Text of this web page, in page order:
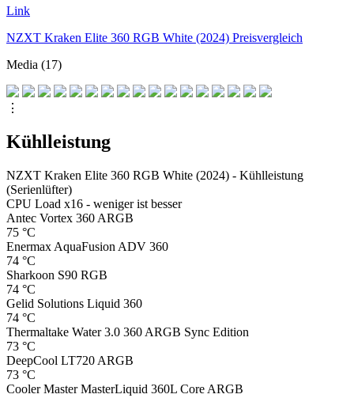
Link
NZXT Kraken Elite 360 RGB White (2024) Preisvergleich
Media (17)
⋮
Kühlleistung
NZXT Kraken Elite 360 RGB White (2024) - Kühlleistung
(Serienlüfter)
CPU Load x16 - weniger ist besser
Antec Vortex 360 ARGB
75 °C
Enermax AquaFusion ADV 360
74 °C
Sharkoon S90 RGB
74 °C
Gelid Solutions Liquid 360
74 °C
Thermaltake Water 3.0 360 ARGB Sync Edition
73 °C
DeepCool LT720 ARGB
73 °C
Cooler Master MasterLiquid 360L Core ARGB